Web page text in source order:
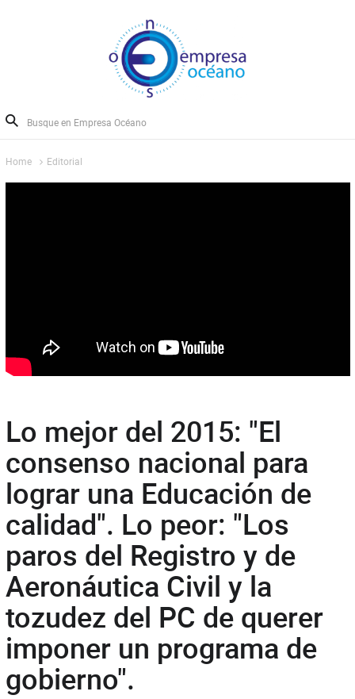
Home Editorial
Lo mejor del 2015: "El
consenso nacional para
lograr una Educación de
calidad". Lo peor: "Los
paros del Registro y de
Aeronáutica Civil y la
tozudez del PC de querer
imponer un programa de
gobierno".